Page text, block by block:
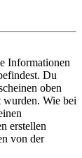
Informationen
Du
oben
wurden. Wie bei
erstellen
von der